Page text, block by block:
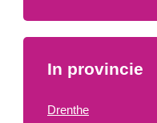
In provincie
Drenthe